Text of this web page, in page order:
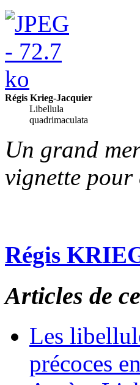
Régis Krieg-Jacquier
Libellula
quadrimaculata
Un grand
vignette
Régis
Articles de
Les
précoces